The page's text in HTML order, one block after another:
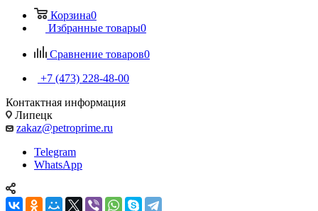
Корзина0
Избранные товары0
Сравнение товаров0
+7 (473) 228-48-00
Контактная информация
Липецк
zakaz@petroprime.ru
Telegram
WhatsApp